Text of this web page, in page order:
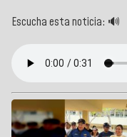
Escucha esta noticia: 🔊